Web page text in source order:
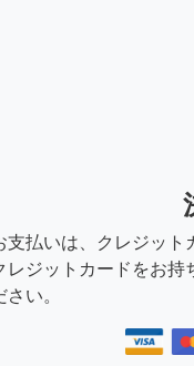
支払いは、クレジット
レジットカードをお持
さい。